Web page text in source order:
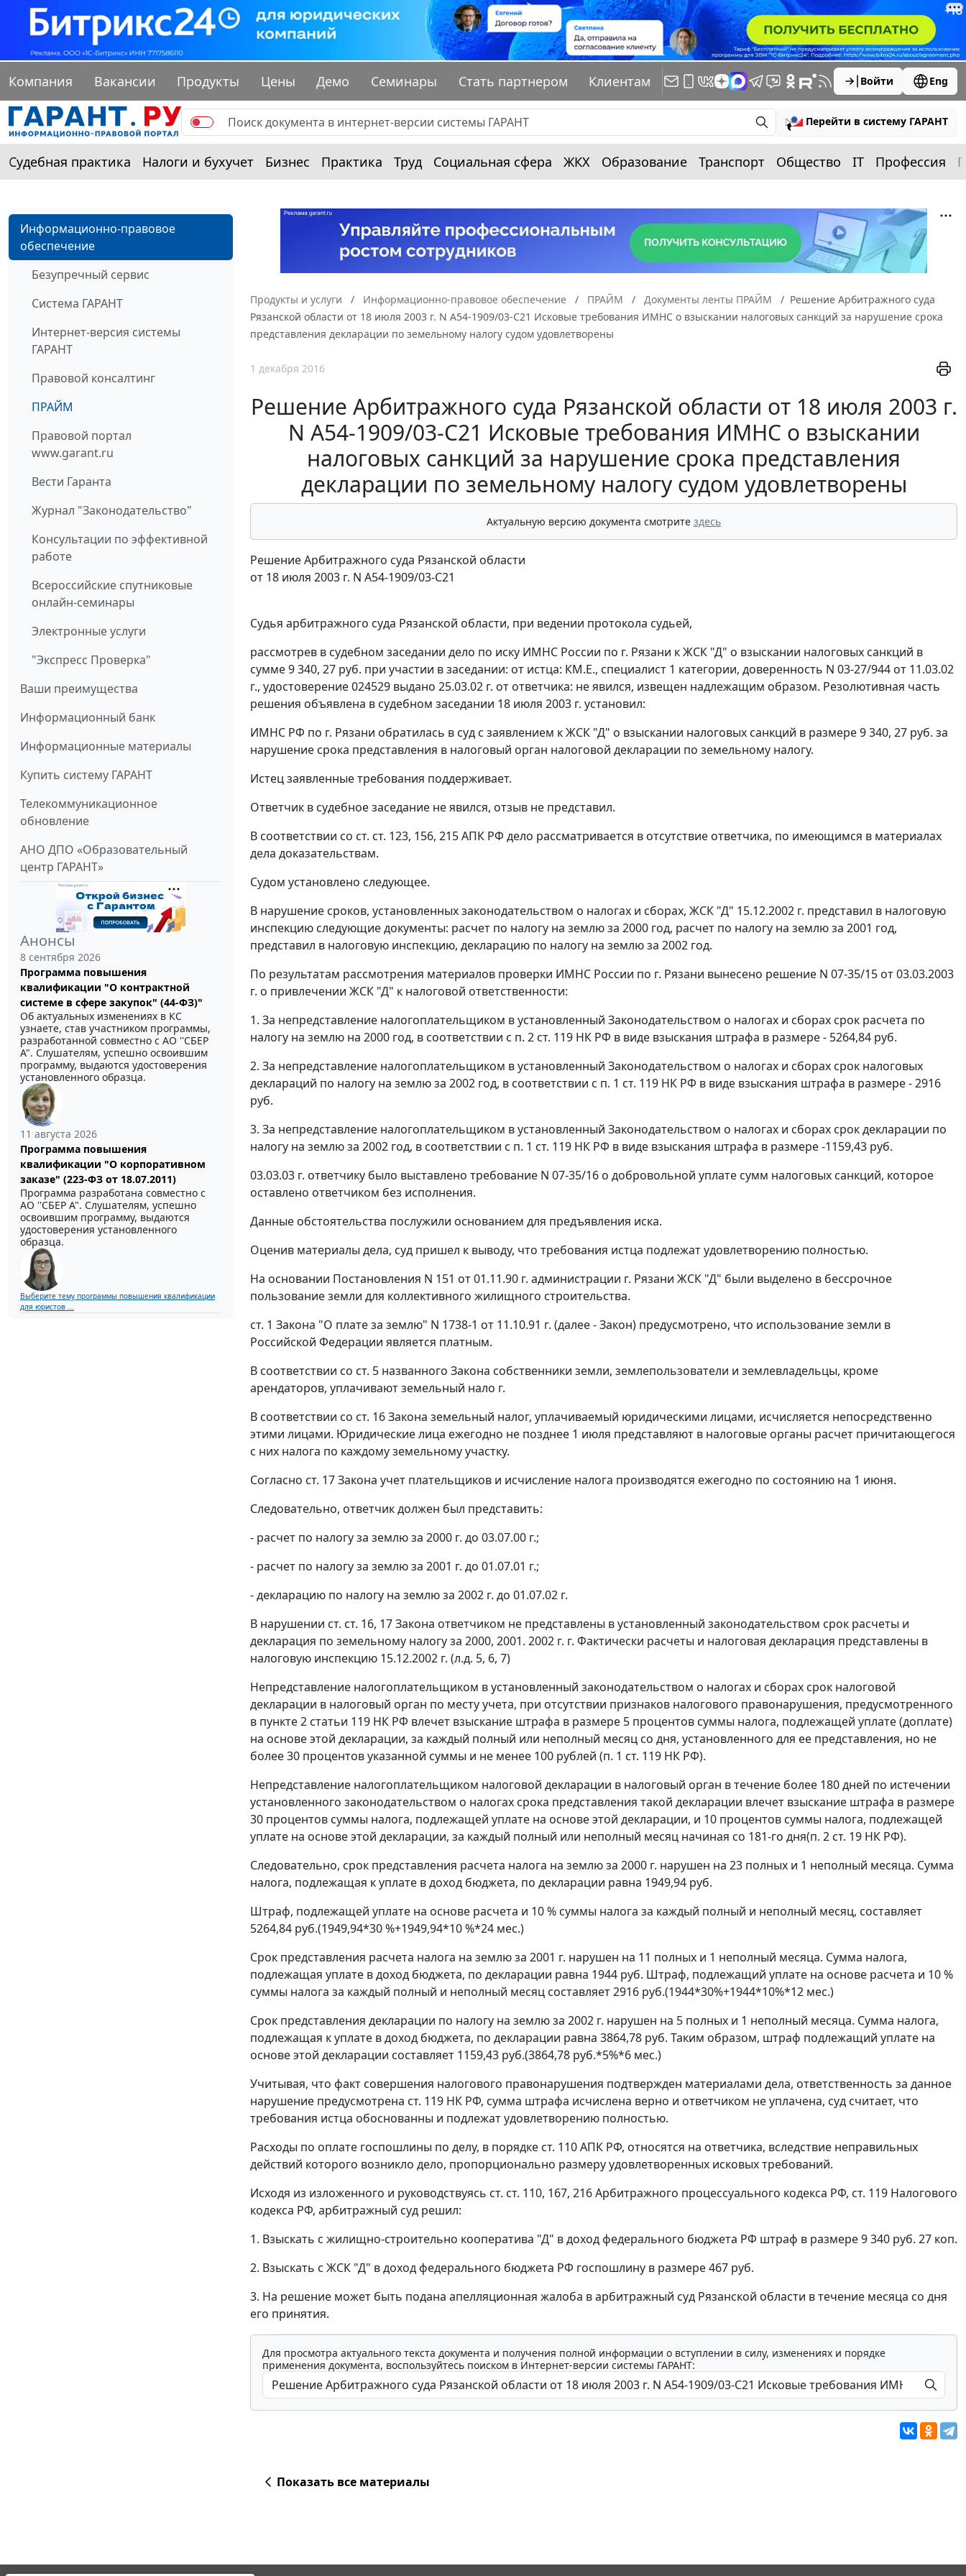
Компания Вакансии Продукты Цены Демо Семинары Стать партнером Клиентам Войти Eng
Перейти в систему ГАРАНТ
Судебная практика Налоги и бухучет Бизнес Практика Труд Социальная сфера ЖКХ Образование Транспорт Общество IT Профессия
Информационно-правовое
обеспечение
Безупречный сервис
Система ГАРАНТ
Интернет-версия системы
ГАРАНТ
Правовой консалтинг
ПРАЙМ
Правовой портал
www.garant.ru
Вести Гаранта
Журнал "Законодательство"
Консультации по эффективной
работе
Всероссийские спутниковые
онлайн-семинары
Электронные услуги
"Экспресс Проверка"
Ваши преимущества
Информационный банк
Информационные материалы
Купить систему ГАРАНТ
Телекоммуникационное
обновление
АНО ДПО «Образовательный
центр ГАРАНТ»
Анонсы
8 сентября 2026
Программа повышения
квалификации "О контрактной
системе в сфере закупок" (44-ФЗ)"
Об актуальных изменениях в КС
узнаете, став участником программы,
разработанной совместно с АО ''СБЕР
А". Слушателям, успешно освоившим
программу, выдаются удостоверения
установленного образца.
11 августа 2026
Программа повышения
квалификации "О корпоративном
заказе" (223-ФЗ от 18.07.2011)
Программа разработана совместно с
АО ''СБЕР А". Слушателям, успешно
освоившим программу, выдаются
удостоверения установленного
образца.
Выберите тему программы повышения квалификации
для юристов ...
Продукты и услуги Информационно-правовое обеспечение ПРАЙМ Документы ленты ПРАЙМ
Решение Арбитражного суда
Рязанской области от 18 июля 2003 г. N А54-1909/03-C21 Исковые требования ИМНС о взыскании налоговых санкций за нарушение срока
представления декларации по земельному налогу судом удовлетворены
1 декабря 2016
Решение Арбитражного суда Рязанской области от 18 июля 2003 г.
N А54-1909/03-C21 Исковые требования ИМНС о взыскании
налоговых санкций за нарушение срока представления
декларации по земельному налогу судом удовлетворены
Актуальную версию документа смотрите здесь
Решение Арбитражного суда Рязанской области
от 18 июля 2003 г. N А54-1909/03-C21
Судья арбитражного суда Рязанской области, при ведении протокола судьей,
рассмотрев в судебном заседании дело по иску ИМНС России по г. Рязани к ЖСК "Д" о взыскании налоговых санкций в
сумме 9 340, 27 руб. при участии в заседании: от истца: КМ.Е., специалист 1 категории, доверенность N 03-27/944 от 11.03.02
г., удостоверение 024529 выдано 25.03.02 г. от ответчика: не явился, извещен надлежащим образом. Резолютивная часть
решения объявлена в судебном заседании 18 июля 2003 г. установил:
ИМНС РФ по г. Рязани обратилась в суд с заявлением к ЖСК "Д" о взыскании налоговых санкций в размере 9 340, 27 руб. за
нарушение срока представления в налоговый орган налоговой декларации по земельному налогу.
Истец заявленные требования поддерживает.
Ответчик в судебное заседание не явился, отзыв не представил.
В соответствии со ст. ст. 123, 156, 215АПК РФ дело рассматривается в отсутствие ответчика, по имеющимся в материалах
дела доказательствам.
Судом установлено следующее.
В нарушение сроков, установленных законодательством о налогах и сборах, ЖСК "Д" 15.12.2002 г. представил в налоговую
инспекцию следующие документы: расчет по налогу на землю за 2000 год, расчет по налогу на землю за 2001 год,
представил в налоговую инспекцию, декларацию по налогу на землю за 2002 год.
По результатам рассмотрения материалов проверки ИМНС России по г. Рязани вынесено решение N 07-35/15 от 03.03.2003
г. о привлечении ЖСК "Д" к налоговой ответственности:
1. За непредставление налогоплательщиком в установленный Законодательством о налогах и сборах срок расчета по
налогу на землю на 2000 год, в соответствии с п. 2 ст. 119 НК РФ в виде взыскания штрафа в размере - 5264,84 руб.
2. За непредставление налогоплательщиком в установленный Законодательством о налогах и сборах срок налоговых
деклараций по налогу на землю за 2002 год, в соответствии с п. 1 ст. 119 НК РФ в виде взыскания штрафа в размере - 2916
руб.
3. За непредставление налогоплательщиком в установленный Законодательством о налогах и сборах срок декларации по
налогу на землю за 2002 год, в соответствии с п. 1 ст. 119 НК РФ в виде взыскания штрафа в размере -1159,43 руб.
03.03.03 г. ответчику было выставлено требование N 07-35/16 о добровольной уплате сумм налоговых санкций, которое
оставлено ответчиком без исполнения.
Данные обстоятельства послужили основанием для предъявления иска.
Оценив материалы дела, суд пришел к выводу, что требования истца подлежат удовлетворению полностью.
На основании Постановления N 151 от 01.11.90 г. администрации г. Рязани ЖСК "Д" были выделено в бессрочное
пользование земли для коллективного жилищного строительства.
ст. 1 Закона "О плате за землю" N 1738-1 от 11.10.91 г. (далее - Закон) предусмотрено, что использование земли в
Российской Федерации является платным.
В соответствии со ст. 5 названного Закона собственники земли, землепользователи и землевладельцы, кроме
арендаторов, уплачивают земельный нало г.
В соответствии со ст. 16Закона земельный налог, уплачиваемый юридическими лицами, исчисляется непосредственно
этими лицами. Юридические лица ежегодно не позднее 1 июля представляют в налоговые органы расчет причитающегося
с них налога по каждому земельному участку.
Согласно ст. 17Закона учет плательщиков и исчисление налога производятся ежегодно по состоянию на 1 июня.
Следовательно, ответчик должен был представить:
- расчет по налогу за землю за 2000 г. до 03.07.00 г.;
- расчет по налогу за землю за 2001 г. до 01.07.01 г.;
- декларацию по налогу на землю за 2002 г. до 01.07.02 г.
В нарушении ст. ст. 16, 17Закона ответчиком не представлены в установленный законодательством срок расчеты и
декларация по земельному налогу за 2000, 2001. 2002 г. г. Фактически расчеты и налоговая декларация представлены в
налоговую инспекцию 15.12.2002 г. (л.д. 5, 6, 7)
Непредставление налогоплательщиком в установленный законодательством о налогах и сборах срок налоговой
декларации в налоговый орган по месту учета, при отсутствии признаков налогового правонарушения, предусмотренного
в пункте 2 статьи 119 НК РФ влечет взыскание штрафа в размере 5 процентов суммы налога, подлежащей уплате (доплате)
на основе этой декларации, за каждый полный или неполный месяц со дня, установленного для ее представления, но не
более 30 процентов указанной суммы и не менее 100 рублей (п. 1 ст. 119 НК РФ).
Непредставление налогоплательщиком налоговой декларации в налоговый орган в течение более 180 дней по истечении
установленного законодательством о налогах срока представления такой декларации влечет взыскание штрафа в размере
30 процентов суммы налога, подлежащей уплате на основе этой декларации, и 10 процентов суммы налога, подлежащей
уплате на основе этой декларации, за каждый полный или неполный месяц начиная со 181-го дня(п. 2 ст. 19 НК РФ).
Следовательно, срок представления расчета налога на землю за 2000 г. нарушен на 23 полных и 1 неполный месяца. Сумма
налога, подлежащая к уплате в доход бюджета, по декларации равна 1949,94 руб.
Штраф, подлежащей уплате на основе расчета и 10 % суммы налога за каждый полный и неполный месяц, составляет
5264,84 руб.(1949,94*30 %+1949,94*10 %*24 мес.)
Срок представления расчета налога на землю за 2001 г. нарушен на 11 полных и 1 неполный месяца. Сумма налога,
подлежащая уплате в доход бюджета, по декларации равна 1944 руб. Штраф, подлежащий уплате на основе расчета и 10 %
суммы налога за каждый полный и неполный месяц составляет 2916 руб.(1944*30%+1944*10%*12 мес.)
Срок представления декларации по налогу на землю за 2002 г. нарушен на 5 полных и 1 неполный месяца. Сумма налога,
подлежащая к уплате в доход бюджета, по декларации равна 3864,78 руб. Таким образом, штраф подлежащий уплате на
основе этой декларации составляет 1159,43 руб.(3864,78 руб.*5%*6 мес.)
Учитывая, что факт совершения налогового правонарушения подтвержден материалами дела, ответственность за данное
нарушение предусмотрена ст. 119 НК РФ, сумма штрафа исчислена верно и ответчиком не уплачена, суд считает, что
требования истца обоснованны и подлежат удовлетворению полностью.
Расходы по оплате госпошлины по делу, в порядке ст. 110АПК РФ, относятся на ответчика, вследствие неправильных
действий которого возникло дело, пропорционально размеру удовлетворенных исковых требований.
Исходя из изложенного и руководствуясь ст. ст. 110, 167, 216Арбитражного процессуального кодекса РФ, ст. 119 Налогового
кодекса РФ, арбитражный суд решил:
1. Взыскать с жилищно-строительно кооператива "Д" в доход федерального бюджета РФ штраф в размере 9 340 руб. 27 коп.
2. Взыскать с ЖСК "Д" в доход федерального бюджета РФ госпошлину в размере 467 руб.
3. На решение может быть подана апелляционная жалоба в арбитражный суд Рязанской области в течение месяца со дня
его принятия.
Для просмотра актуального текста документа и получения полной информации о вступлении в силу, изменениях и порядке
применения документа, воспользуйтесь поиском в Интернет-версии системы ГАРАНТ:
Показать все материалы